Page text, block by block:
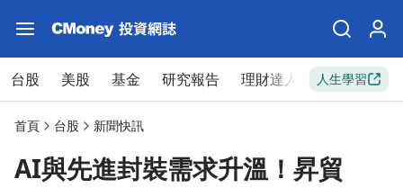
台股 美股 基金 研究報告 理財達人 新手入門
人生學習
首頁 台股 新聞快訊
AI與先進封裝需求升溫！昇貿